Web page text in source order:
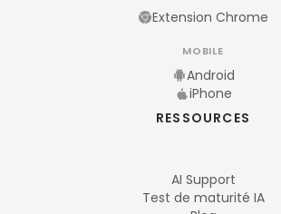
Extension Chrome
MOBILE
Android
iPhone
RESSOURCES
AI Support
Test de maturité IA